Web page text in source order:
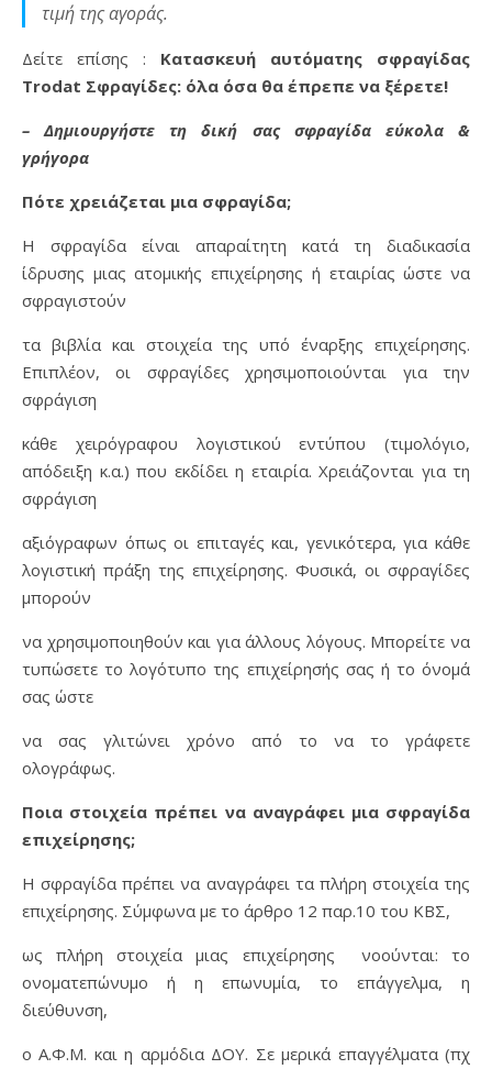
τιμή της αγοράς.
Δείτε επίσης : Κατασκευή αυτόματης σφραγίδας
Trodat Σφραγίδες: όλα όσα θα έπρεπε να ξέρετε!
– Δημιουργήστε τη δική σας σφραγίδα εύκολα &
γρήγορα
Πότε χρειάζεται μια σφραγίδα;
H σφραγίδα είναι απαραίτητη κατά τη διαδικασία
ίδρυσης μιας ατομικής επιχείρησης ή εταιρίας ώστε να
σφραγιστούν
τα βιβλία και στοιχεία της υπό έναρξης επιχείρησης.
Επιπλέον, οι σφραγίδες χρησιμοποιούνται για την
σφράγιση
κάθε χειρόγραφου λογιστικού εντύπου (τιμολόγιο,
απόδειξη κ.α.) που εκδίδει η εταιρία. Χρειάζονται για τη
σφράγιση
αξιόγραφων όπως οι επιταγές και, γενικότερα, για κάθε
λογιστική πράξη της επιχείρησης. Φυσικά, οι σφραγίδες
μπορούν
να χρησιμοποιηθούν και για άλλους λόγους. Μπορείτε να
τυπώσετε το λογότυπο της επιχείρησής σας ή το όνομά
σας ώστε
να σας γλιτώνει χρόνο από το να το γράφετε
ολογράφως.
Ποια στοιχεία πρέπει να αναγράφει μια σφραγίδα
επιχείρησης;
Η σφραγίδα πρέπει να αναγράφει τα πλήρη στοιχεία της
επιχείρησης. Σύμφωνα με το άρθρο 12 παρ.10 του ΚΒΣ,
ως πλήρη στοιχεία μιας επιχείρησης νοούνται: το
ονοματεπώνυμο ή η επωνυμία, το επάγγελμα, η
διεύθυνση,
ο Α.Φ.Μ. και η αρμόδια ΔΟΥ. Σε μερικά επαγγέλματα (πχ